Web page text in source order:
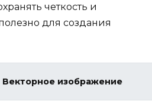
четкость и
для создания
Векторное изображение